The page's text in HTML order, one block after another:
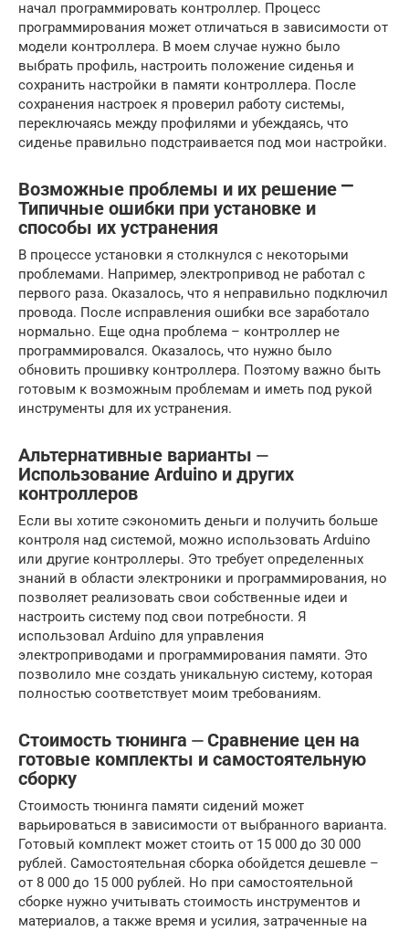
начал программировать контроллер. Процесс
программирования может отличаться в зависимости от
модели контроллера. В моем случае нужно было
выбрать профиль, настроить положение сиденья и
сохранить настройки в памяти контроллера. После
сохранения настроек я проверил работу системы,
переключаясь между профилями и убеждаясь, что
сиденье правильно подстраивается под мои настройки.
Возможные проблемы и их решение ⎻
Типичные ошибки при установке и
способы их устранения
В процессе установки я столкнулся с некоторыми
проблемами. Например, электропривод не работал с
первого раза. Оказалось, что я неправильно подключил
провода. После исправления ошибки все заработало
нормально. Еще одна проблема – контроллер не
программировался. Оказалось, что нужно было
обновить прошивку контроллера. Поэтому важно быть
готовым к возможным проблемам и иметь под рукой
инструменты для их устранения.
Альтернативные варианты ⏤
Использование Arduino и других
контроллеров
Если вы хотите сэкономить деньги и получить больше
контроля над системой, можно использовать Arduino
или другие контроллеры. Это требует определенных
знаний в области электроники и программирования, но
позволяет реализовать свои собственные идеи и
настроить систему под свои потребности. Я
использовал Arduino для управления
электроприводами и программирования памяти. Это
позволило мне создать уникальную систему, которая
полностью соответствует моим требованиям.
Стоимость тюнинга ⏤ Сравнение цен на
готовые комплекты и самостоятельную
сборку
Стоимость тюнинга памяти сидений может
варьироваться в зависимости от выбранного варианта.
Готовый комплект может стоить от 15 000 до 30 000
рублей. Самостоятельная сборка обойдется дешевле –
от 8 000 до 15 000 рублей. Но при самостоятельной
сборке нужно учитывать стоимость инструментов и
материалов, а также время и усилия, затраченные на